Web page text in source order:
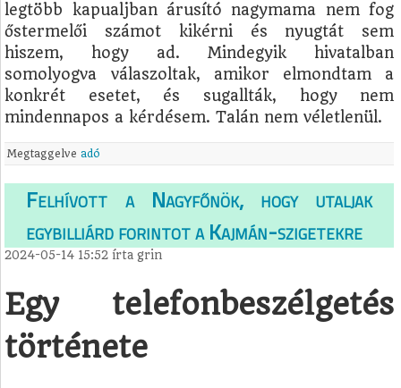
legtöbb kapualjban árusító nagymama nem fog
őstermelői számot kikérni és nyugtát sem
hiszem, hogy ad. Mindegyik hivatalban
somolyogva válaszoltak, amikor elmondtam a
konkrét esetet, és sugallták, hogy nem
mindennapos a kérdésem. Talán nem véletlenül.
Megtaggelveadó
Felhívott a Nagyfőnök, hogy utaljak
egybilliárd forintot a Kajmán-szigetekre
2024-05-14 15:52 írtagrin
Egy telefonbeszélgetés
története